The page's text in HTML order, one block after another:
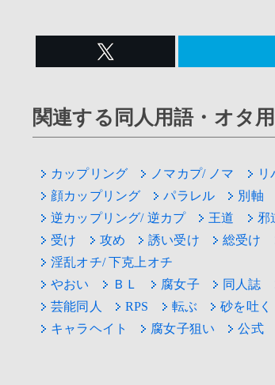
関連する同人用語・オタ
カップリング ノマカプ/ ノマ リ
顔カップリング
パラレル 別軸
逆カップリング/ 逆カプ
王道 邪
受け
攻め 誘い受け 総受け
淫乱オチ/ 下克上オチ
やおい
ＢＬ 腐女子 同人誌
芸能同人
RPS 転ぶ
砂を吐く
キャラヘイト
腐女子狙い 公式